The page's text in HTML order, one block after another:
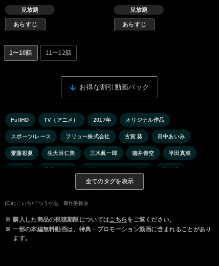
見放題
あらすじ
見放題
あらすじ
1〜10話 11〜12話
お得な割引動画パック
FullHD TV（アニメ） 2017年 オリジナル作品
スポーツ/レース フリュー株式会社 古賀 葵 田中あいみ
齋藤彩夏 生天目仁美 三木眞一郎 徳井青空 平田真菜
中村 桜 長縄まりあ ブリドカットセーラ恵美 戸松 遥
洲崎 綾 清水彩香
志田有彩 高垣彩陽 吉岡麻耶
全てのタグを表示
(C)にこいち/「つうかあ」製作委員会
※ 購入した商品の視聴期限についてはこちらをご覧ください。
※ 一部の本編無料動画は、特典・プロモーション動画に含まれることがあり
ます。